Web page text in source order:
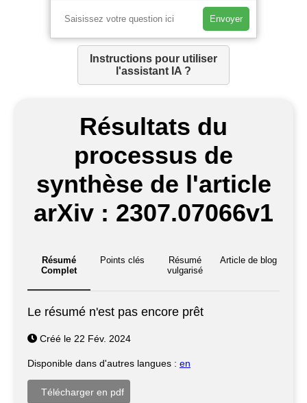
Envoyer
Instructions pour utiliser
l'assistant IA ?
Résultats du
processus de
synthèse de l'article
arXiv : 2307.07066v1
Résumé
Complet
Points clés
Résumé
vulgarisé
Article de blog
Le résumé n'est pas encore prêt
Créé le 22 Fév. 2024
Disponible dans d'autres langues : en